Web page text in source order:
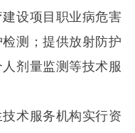
设项目职业病危害
测；提供放射防护
剂量监测等技术服
服务机构实行资